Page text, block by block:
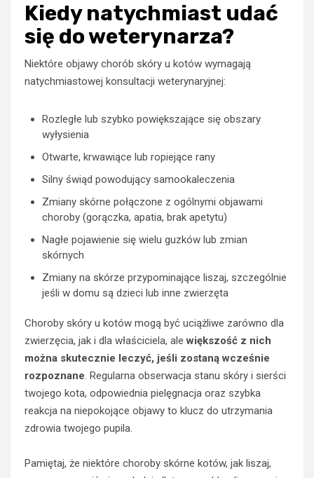
Kiedy natychmiast udać
się do weterynarza?
Niektóre objawy chorób skóry u kotów wymagają
natychmiastowej konsultacji weterynaryjnej:
Rozległe lub szybko powiększające się obszary
wyłysienia
Otwarte, krwawiące lub ropiejące rany
Silny świąd powodujący samookaleczenia
Zmiany skórne połączone z ogólnymi objawami
choroby (gorączka, apatia, brak apetytu)
Nagłe pojawienie się wielu guzków lub zmian
skórnych
Zmiany na skórze przypominające liszaj, szczególnie
jeśli w domu są dzieci lub inne zwierzęta
Choroby skóry u kotów mogą być uciążliwe zarówno dla
zwierzęcia, jak i dla właściciela, alewiększość z nich
można skutecznie leczyć, jeśli zostaną wcześnie
rozpoznane. Regularna obserwacja stanu skóry i sierści
twojego kota, odpowiednia pielęgnacja oraz szybka
reakcja na niepokojące objawy to klucz do utrzymania
zdrowia twojego pupila.
Pamiętaj, że niektóre choroby skórne kotów, jak liszaj,